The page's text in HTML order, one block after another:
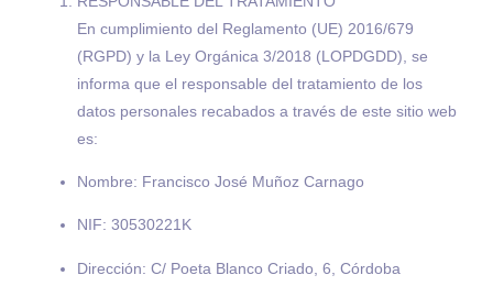
En cumplimiento del Reglamento (UE) 2016/679
(RGPD) y la Ley Orgánica 3/2018 (LOPDGDD), se
informa que el responsable del tratamiento de los
datos personales recabados a través de este sitio web
es:
Nombre: Francisco José Muñoz Carnago
NIF: 30530221K
Dirección: C/ Poeta Blanco Criado, 6, Córdoba